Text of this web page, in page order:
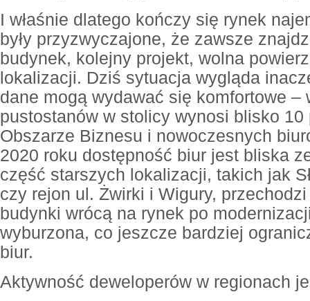
I właśnie dlatego kończy się rynek
były przyzwyczajone, że zawsze
budynek, kolejny projekt, wolna
lokalizacji. Dziś sytuacja wygląda
dane mogą wydawać się komfortowe –
pustostanów w stolicy wynosi blisko
Obszarze Biznesu i nowoczesnych
2020 roku dostępność biur jest bliska
część starszych lokalizacji, takich jak
czy rejon ul. Żwirki i Wigury,
budynki wrócą na rynek po
wyburzona, co jeszcze bardziej
biur.
Aktywność deweloperów w regionach